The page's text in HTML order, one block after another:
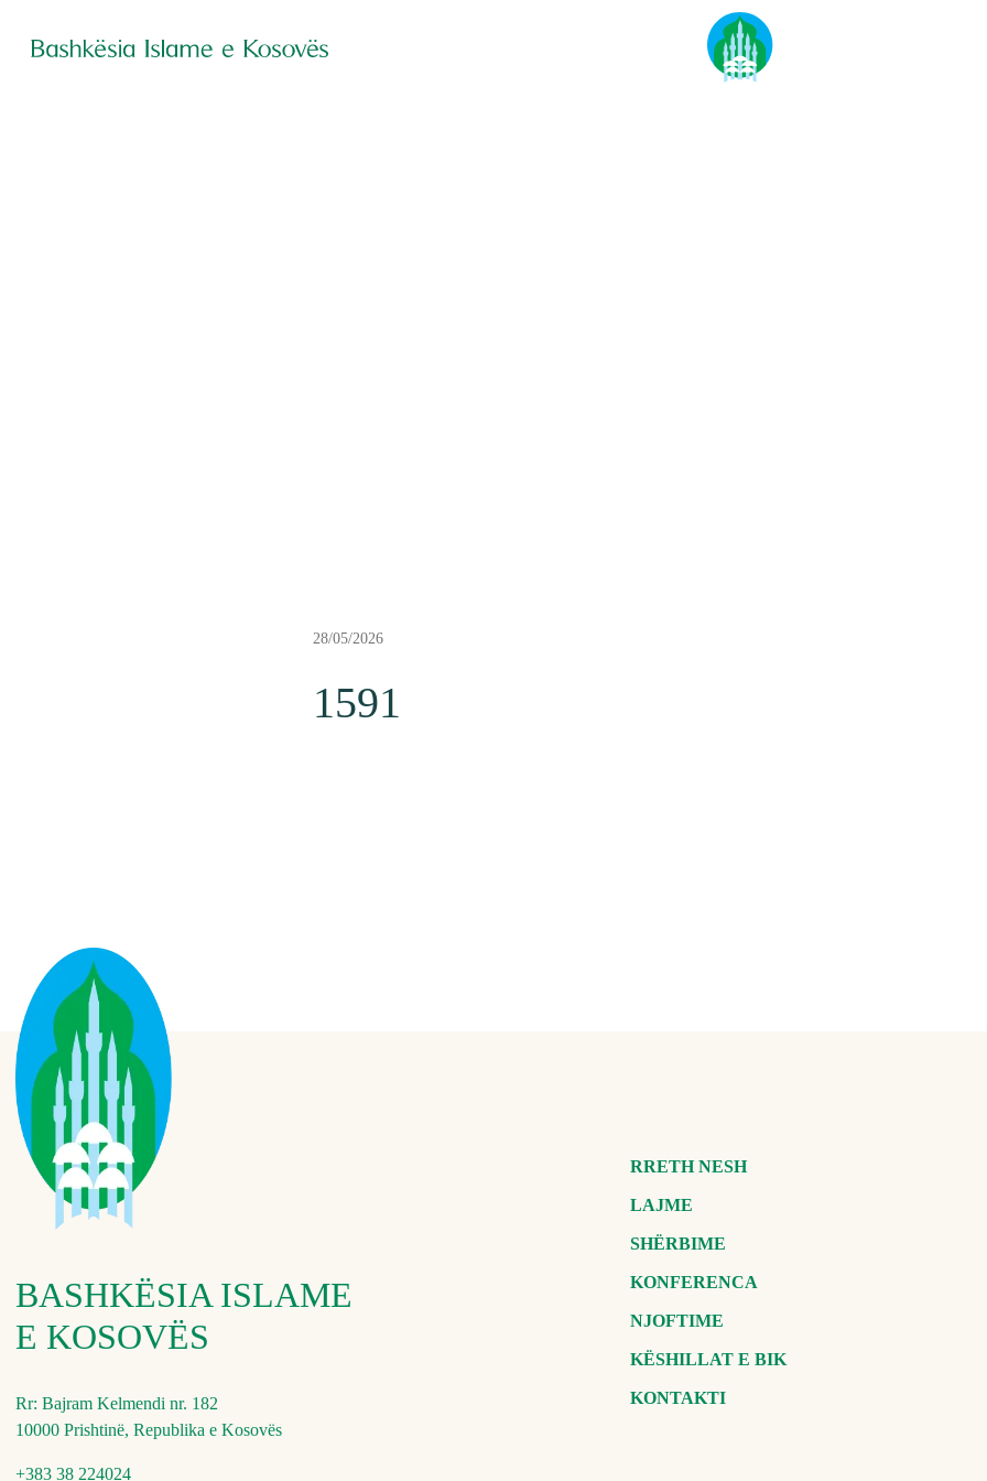
28/05/2026
1591
BASHKËSIA ISLAME
E KOSOVËS
Rr: Bajram Kelmendi nr. 182
10000 Prishtinë, Republika e Kosovës
+383 38 224024
RRETH NESH
LAJME
SHËRBIME
KONFERENCA
NJOFTIME
KËSHILLAT E BIK
KONTAKTI